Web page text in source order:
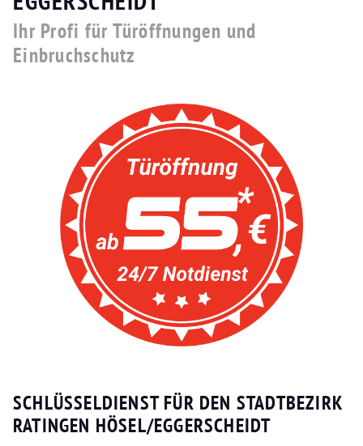
Ihr Profi für Türöffnungen und
Einbruchschutz
SCHLÜSSELDIENST FÜR DEN STADTBEZIRK
RATINGEN HÖSEL/EGGERSCHEIDT